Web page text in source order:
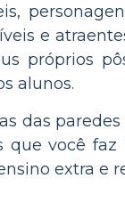
e
próprios
alunos.
das
que você
extra e